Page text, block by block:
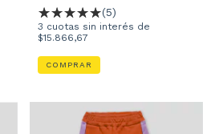
(5)
3 cuotas sin interés de
$15.866,67
COMPRAR